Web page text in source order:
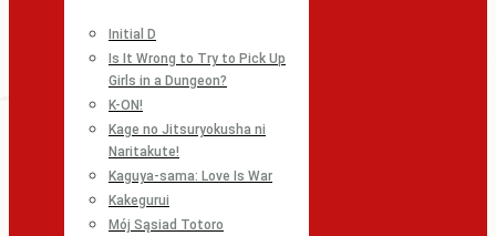
Initial D
Is It Wrong to Try to Pick Up
Girls in a Dungeon?
K-ON!
Kage no Jitsuryokusha ni
Naritakute!
Kaguya-sama: Love Is War
Kakegurui
Mój Sąsiad Totoro